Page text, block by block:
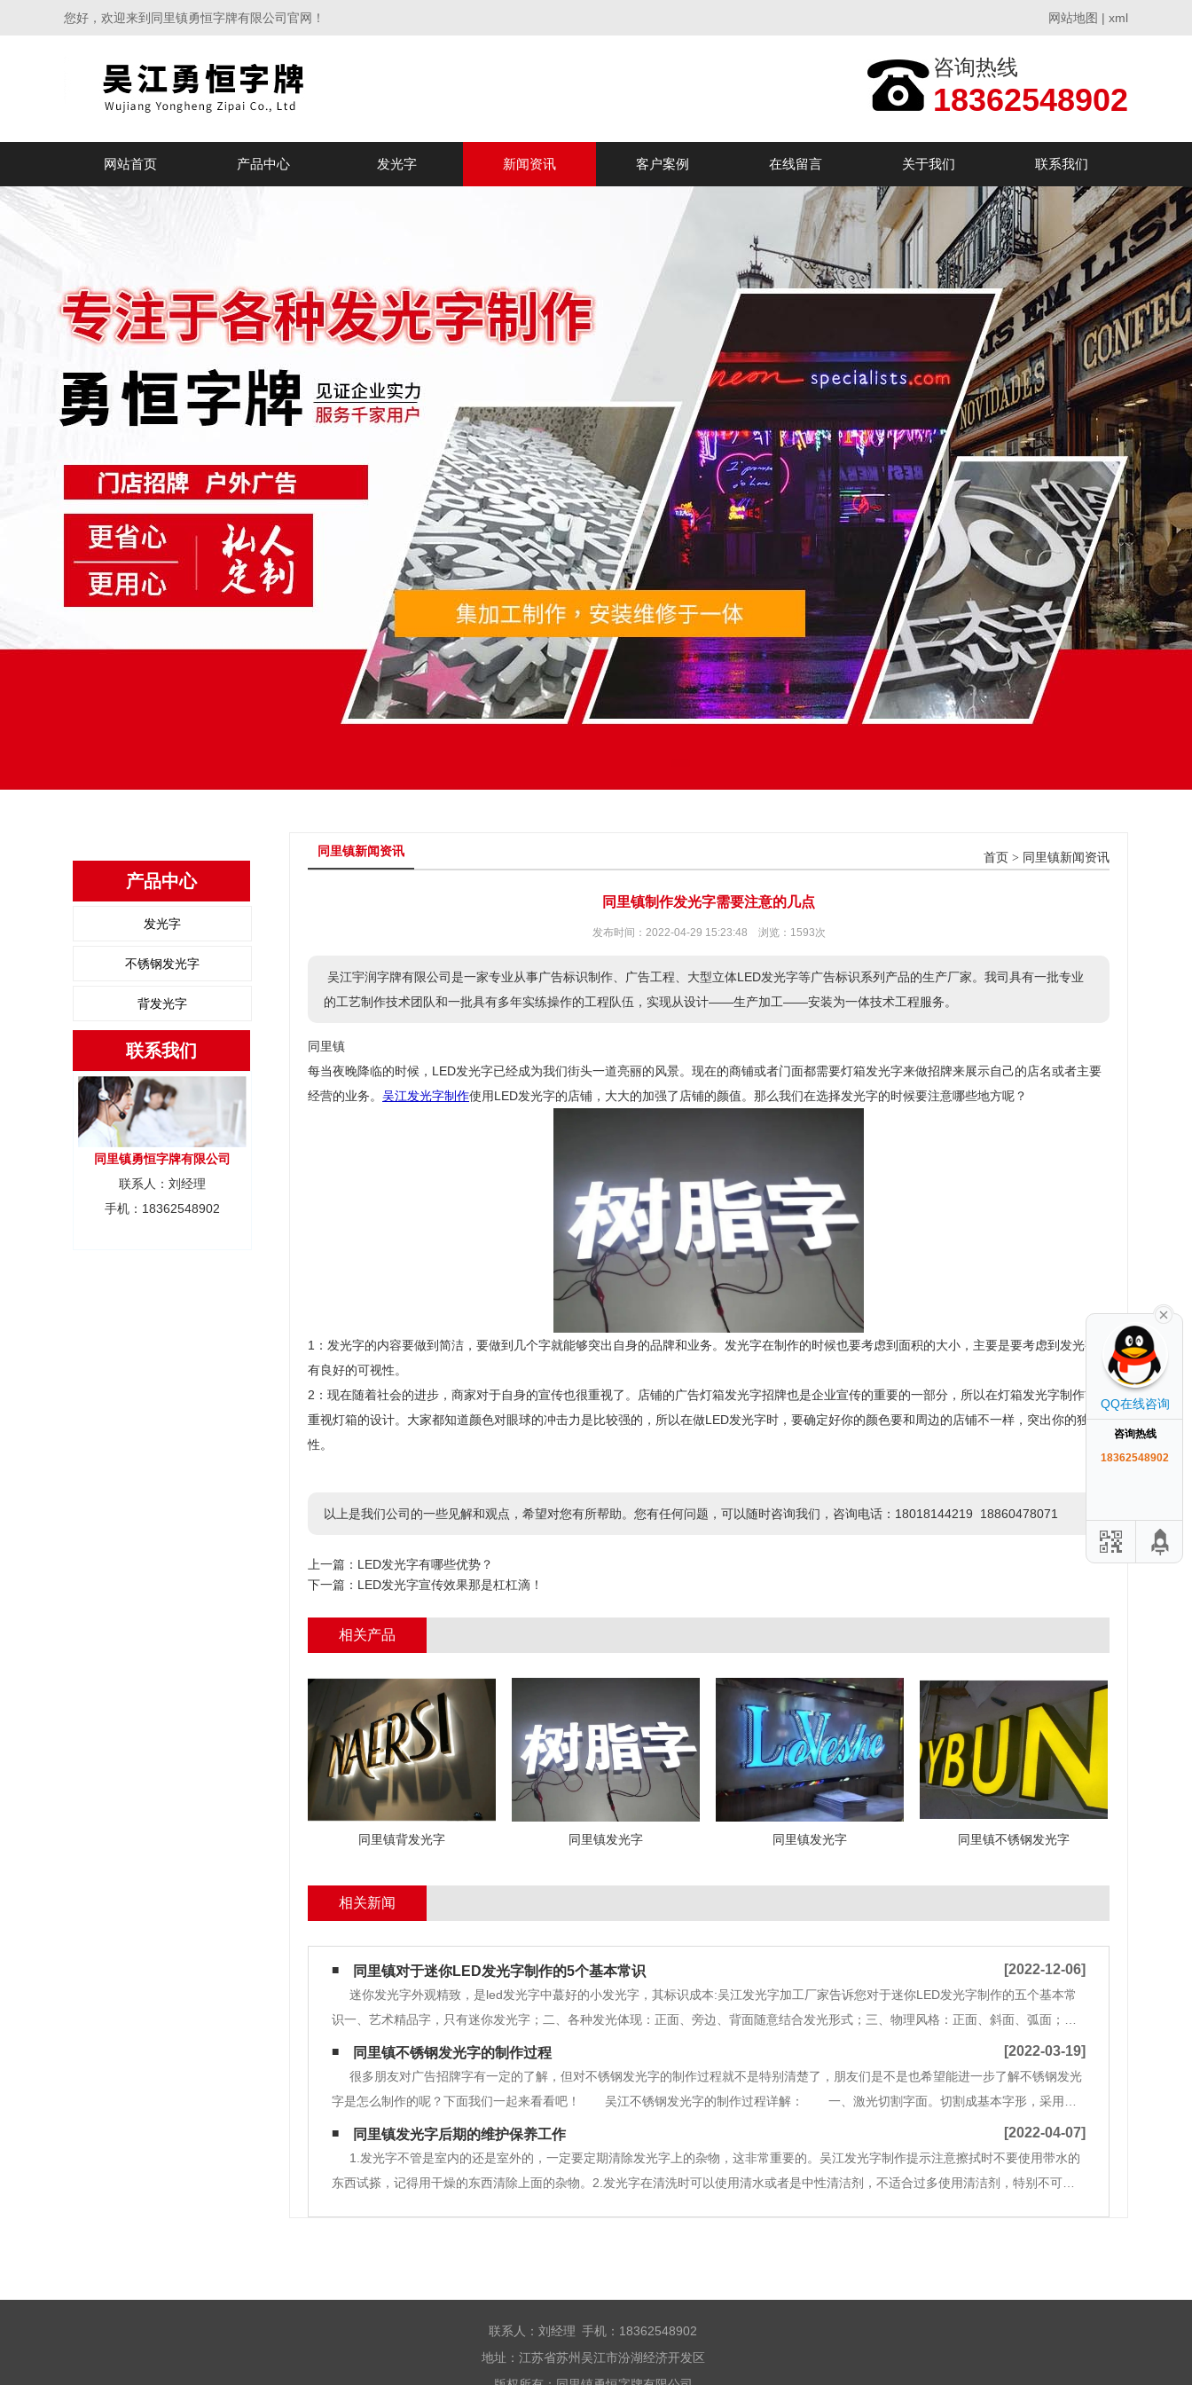
您好，欢迎来到同里镇勇恒字牌有限公司官网！ 网站地图 | xml
咨询热线
18362548902
网站首页 产品中心 发光字 新闻资讯 客户案例 在线留言 关于我们 联系我们
产品中心
发光字
不锈钢发光字
背发光字
联系我们
同里镇勇恒字牌有限公司
联系人：刘经理
手机：18362548902
同里镇新闻资讯 首页 > 同里镇新闻资讯
同里镇制作发光字需要注意的几点
发布时间：2022-04-29 15:23:48 浏览：1593次
吴江宇润字牌有限公司是一家专业从事广告标识制作、广告工程、大型立体LED发光字等广告标识系列产品的生产厂家。我司具有一批专业
的工艺制作技术团队和一批具有多年实练操作的工程队伍，实现从设计——生产加工——安装为一体技术工程服务。
同里镇
每当夜晚降临的时候，LED发光字已经成为我们街头一道亮丽的风景。现在的商铺或者门面都需要灯箱发光字来做招牌来展示自己的店名或者主要
经营的业务。 吴江发光字制作使用LED发光字的店铺，大大的加强了店铺的颜值。那么我们在选择发光字的时候要注意哪些地方呢？
1：发光字的内容要做到简洁，要做到几个字就能够突出自身的品牌和业务。发光字在制作的时候也要考虑到面积的大小，主要是要考虑到发光字要
有良好的可视性。
2：现在随着社会的进步，商家对于自身的宣传也很重视了。店铺的广告灯箱发光字招牌也是企业宣传的重要的一部分，所以在灯箱发光字制作前要
重视灯箱的设计。大家都知道颜色对眼球的冲击力是比较强的，所以在做LED发光字时，要确定好你的颜色要和周边的店铺不一样，突出你的独特
性。
以上是我们公司的一些见解和观点，希望对您有所帮助。您有任何问题，可以随时咨询我们，咨询电话：18018144219 18860478071
上一篇： LED发光字有哪些优势？
下一篇： LED发光字宣传效果那是杠杠滴！
相关产品
同里镇背发光字 同里镇发光字 同里镇发光字 同里镇不锈钢发光字
相关新闻
同里镇对于迷你LED发光字制作的5个基本常识 [2022-12-06]
迷你发光字外观精致，是led发光字中蕞好的小发光字，其标识成本:吴江发光字加工厂家告诉您对于迷你LED发光字制作的五个基本常
识一、艺术精品字，只有迷你发光字；二、各种发光体现：正面、旁边、背面随意结合发光形式；三、物理风格：正面、斜面、弧面；
四、色彩充分：各种颜色随意；五、極限尺度：5cm-50cm，也就是说，蕞小可以达到5cm。
同里镇不锈钢发光字的制作过程 [2022-03-19]
很多朋友对广告招牌字有一定的了解，但对不锈钢发光字的制作过程就不是特别清楚了，朋友们是不是也希望能进一步了解不锈钢发光
字是怎么制作的呢？下面我们一起来看看吧！ 吴江不锈钢发光字的制作过程详解： 一、激光切割字面。切割成基本字形，采用激
光切割的不锈钢发光字。具有以下诸多优点：字形精准、不走形，切割线条更圆滑、更美观、过渡更自然。 二、裁边，根据字厚度裁
出围边厚度。锯角，字形位距测量、定位精准，
同里镇发光字后期的维护保养工作 [2022-04-07]
1.发光字不管是室内的还是室外的，一定要定期清除发光字上的杂物，这非常重要的。吴江发光字制作提示注意擦拭时不要使用带水的
东西试搽，记得用干燥的东西清除上面的杂物。2.发光字在清洗时可以使用清水或者是中性清洁剂，不适合过多使用清洁剂，特别不可以
联系人：刘经理 手机：18362548902
地址：江苏省苏州吴江市汾湖经济开发区
QQ在线咨询
咨询热线
18362548902